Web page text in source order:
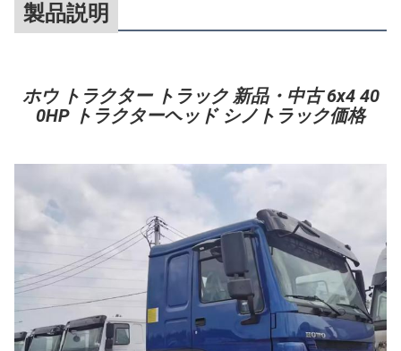
製品説明
ホウ トラクター トラック 新品・中古 6x4 40
0HP トラクターヘッド シノトラック価格